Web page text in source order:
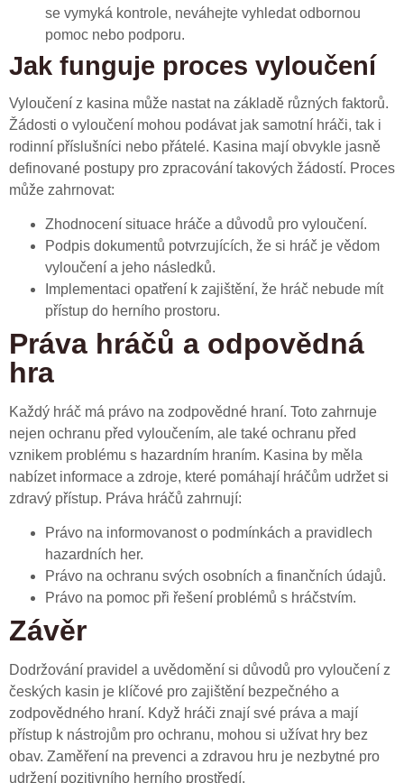
se vymyká kontrole, neváhejte vyhledat odbornou
pomoc nebo podporu.
Jak funguje proces vyloučení
Vyloučení z kasina může nastat na základě různých faktorů.
Žádosti o vyloučení mohou podávat jak samotní hráči, tak i
rodinní příslušníci nebo přátelé. Kasina mají obvykle jasně
definované postupy pro zpracování takových žádostí. Proces
může zahrnovat:
Zhodnocení situace hráče a důvodů pro vyloučení.
Podpis dokumentů potvrzujících, že si hráč je vědom
vyloučení a jeho následků.
Implementaci opatření k zajištění, že hráč nebude mít
přístup do herního prostoru.
Práva hráčů a odpovědná
hra
Každý hráč má právo na zodpovědné hraní. Toto zahrnuje
nejen ochranu před vyloučením, ale také ochranu před
vznikem problému s hazardním hraním. Kasina by měla
nabízet informace a zdroje, které pomáhají hráčům udržet si
zdravý přístup. Práva hráčů zahrnují:
Právo na informovanost o podmínkách a pravidlech
hazardních her.
Právo na ochranu svých osobních a finančních údajů.
Právo na pomoc při řešení problémů s hráčstvím.
Závěr
Dodržování pravidel a uvědomění si důvodů pro vyloučení z
českých kasin je klíčové pro zajištění bezpečného a
zodpovědného hraní. Když hráči znají své práva a mají
přístup k nástrojům pro ochranu, mohou si užívat hry bez
obav. Zaměření na prevenci a zdravou hru je nezbytné pro
udržení pozitivního herního prostředí.